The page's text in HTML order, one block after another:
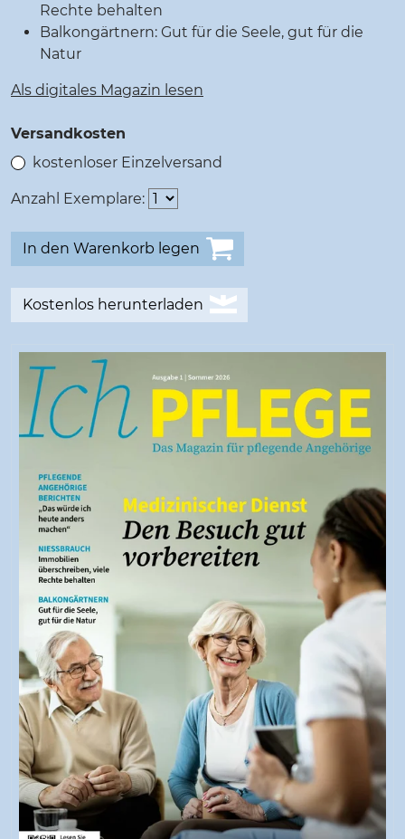
Rechte behalten
Balkongärtnern: Gut für die Seele, gut für die
Natur
Als digitales Magazin lesen
Versandkosten
kostenloser Einzelversand
Anzahl Exemplare:
Kostenlos herunterladen